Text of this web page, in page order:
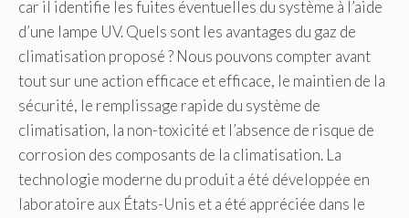
car il identifie les fuites éventuelles du système à l’aide
d’une lampe UV. Quels sont les avantages du gaz de
climatisation proposé ? Nous pouvons compter avant
tout sur une action efficace et efficace, le maintien de la
sécurité, le remplissage rapide du système de
climatisation, la non-toxicité et l’absence de risque de
corrosion des composants de la climatisation. La
technologie moderne du produit a été développée en
laboratoire aux États-Unis et a été appréciée dans le